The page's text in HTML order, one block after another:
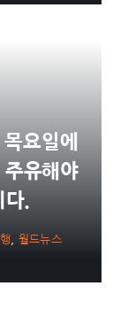
요일에
주유해야
다.
월드뉴스